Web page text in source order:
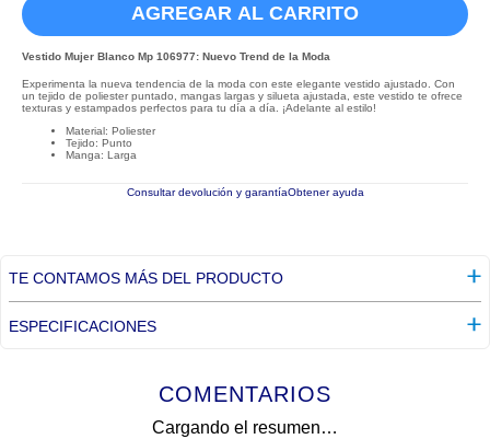
AGREGAR AL CARRITO
Vestido Mujer Blanco Mp 106977: Nuevo Trend de la Moda
Experimenta la nueva tendencia de la moda con este elegante vestido ajustado. Con
un tejido de poliester puntado, mangas largas y silueta ajustada, este vestido te ofrece
texturas y estampados perfectos para tu día a día. ¡Adelante al estilo!
Material: Poliester
Tejido: Punto
Manga: Larga
Consultar devolución y garantíaObtener ayuda
TE CONTAMOS MÁS DEL PRODUCTO
ESPECIFICACIONES
COMENTARIOS
Cargando el resumen…